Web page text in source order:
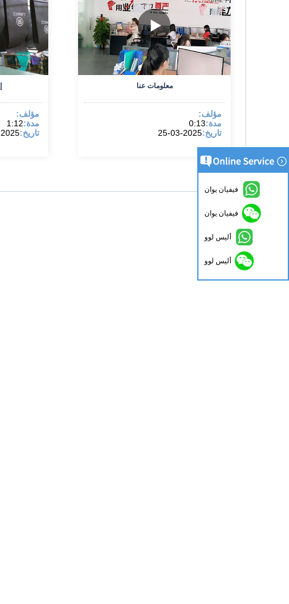
مؤلف:
مدة:1:12
تاريخ:2025-03-25
معلومات عنا
مؤلف:
مدة:0:13
تاريخ:2025-03-25
فيفيان يوان
فيفيان يوان
أليس لوو
أليس لوو